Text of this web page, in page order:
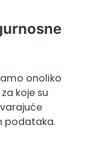
onoliko
koje su
podataka.